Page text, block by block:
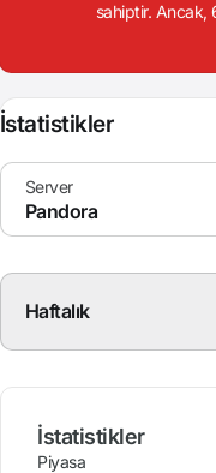
sahiptir. Ancak,
İstatistikler
Haftalık
İstatistikler
Piyasa